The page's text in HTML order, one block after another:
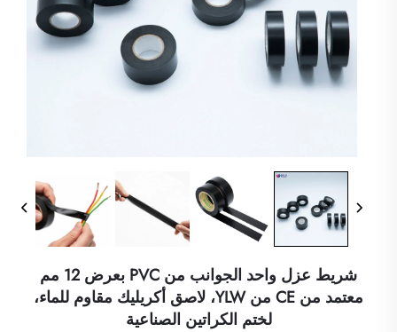
شريط عزل واحد الجوانب من PVC بعرض 12 مم
معتمد من CE من YLW، لاصق أكريليك مقاوم للماء،
لختم الكراتين الصناعية